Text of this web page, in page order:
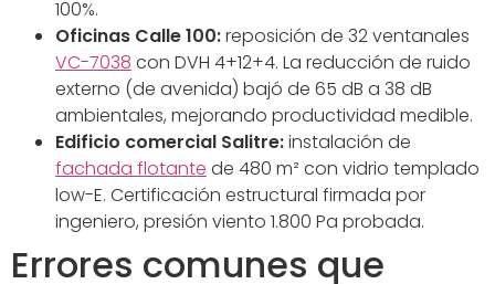
100%.
Oficinas Calle 100:reposición de 32 ventanales
VC-7038 con DVH 4+12+4. La reducción de ruido
externo (de avenida) bajó de 65 dB a 38 dB
ambientales, mejorando productividad medible.
Edificio comercial Salitre:instalación de
fachada flotante de 480 m² con vidrio templado
low-E. Certificación estructural firmada por
ingeniero, presión viento 1.800 Pa probada.
Errores comunes que